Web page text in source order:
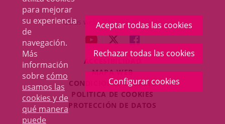
para mejorar
su experiencia
de
navegación.
Más
información
sobre cómo
usamos las
cookies y de
qué manera
puede
Aceptar todas las cookies
Rechazar todas las cookies
Configurar cookies
una
ventana
nueva.
externa.
Otras webs del Ayuntamiento
ENLACE
A
UNA
APLICACIÓN
EXTERNA.
ENLACE
A
UNA
APLICACIÓN
EXTERNA.
ENLACE
A
UNA
APLICACIÓN
EXTERNA.
ACCESIBILIDAD
MAPA WEB
CONDICIONES LEGALES
POLÍTICA DE COOKIES
PROTECCIÓN DE DATOS